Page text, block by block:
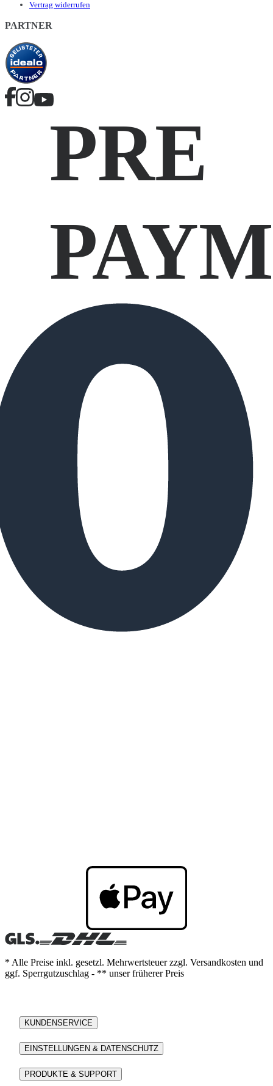
Vertrag widerrufen
PARTNER
* Alle Preise inkl. gesetzl. Mehrwertsteuer zzgl. Versandkosten und
ggf. Sperrgutzuschlag - ** unser früherer Preis
KUNDENSERVICE
EINSTELLUNGEN & DATENSCHUTZ
PRODUKTE & SUPPORT